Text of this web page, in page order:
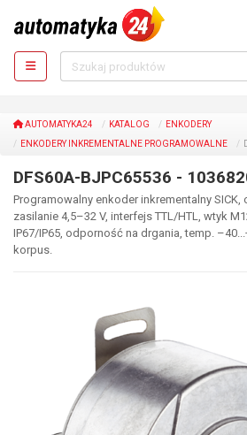
AUTOMATYKA24 KATALOG
ENKODERY
ENKODERY INKREMENTALNE PROGRAMOWALNE
DFS60A-BJPC65536 -
Programowalny enkoder inkrementalny
zasilanie 4,5–32 V, interfejs TTL/HTL, wtyk
IP67/IP65, odporność na drgania, temp.
korpus.